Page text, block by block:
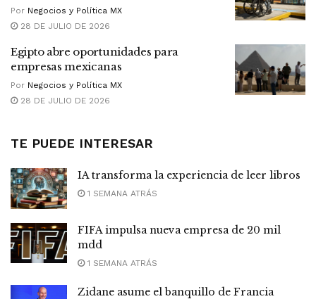
Por Negocios y Política MX
28 DE JULIO DE 2026
Egipto abre oportunidades para
empresas mexicanas
Por Negocios y Política MX
28 DE JULIO DE 2026
TE PUEDE INTERESAR
IA transforma la experiencia de leer libros
1 SEMANA ATRÁS
FIFA impulsa nueva empresa de 20 mil
mdd
1 SEMANA ATRÁS
Zidane asume el banquillo de Francia